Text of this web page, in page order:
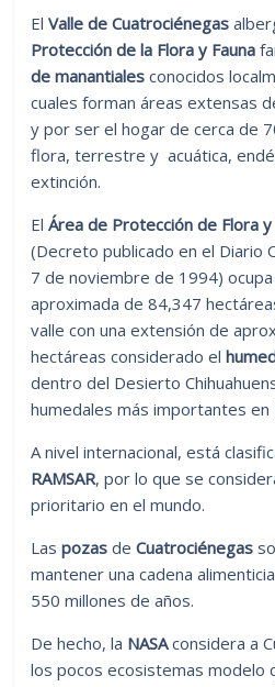
ElValle de Cuatrociénegas
Protección de la Flora y Fauna
de manantiales conocidos
cuales forman áreas extensas
y por ser el hogar de cerca de
flora, terrestre y acuática,
extinción.
ElÁrea de Protección de Flora
(Decreto publicado en el Diario
7 de noviembre de 1994)
aproximada de 84,347
valle con una extensión de
hectáreas considerado el
dentro del Desierto
humedales más importantes en
A nivel internacional, está
RAMSAR, por lo que se
prioritario en el mundo.
Laspozas deCuatrociénegas
mantener una cadena
550 millones de años.
De hecho, la NASAconsidera a
los pocos ecosistemas modelo